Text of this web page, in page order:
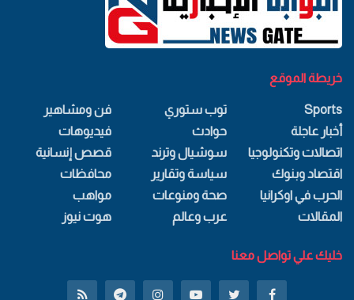
خريطة الموقع
Sports
أخبار عاجلة
اتصالات وتكنولوجيا
اقتصاد وبنوك
الحرب في اوكرانيا
المقالات
توب ستوري
حوادث
سوشيال وترند
سياسة وتقارير
صحة ومنوعات
عرب وعالم
فن ومشاهير
فيديوهات
قصص إنسانية
محافظات
مواهب
هوت نيوز
خليك علي تواصل معنا